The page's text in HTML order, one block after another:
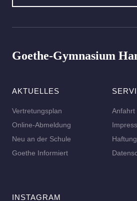
Goethe-Gymnasium
AKTUELLES
Vertretungsplan
Online-Abmeldung
Neu an der Schule
Goethe Informiert
Anfahrt
INSTAGRAM